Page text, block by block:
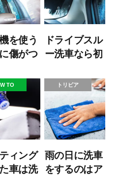
を使う
傷がつ
車方法
！
ドライブスル
ー洗車なら初
手軽に車を綺
麗にしよう！
TO
ィング
車は洗
トリビア
雨の日に洗車
をするのはア